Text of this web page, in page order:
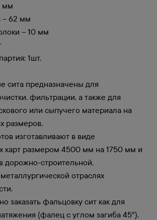
мм
– 62 мм
– 10 мм
1шт.
сита предназначены для
фильтрации, а также для
или сыпучего материала на
размеров.
изготавливают в виде
карт размером 4500 мм на 1750 мм и
дорожно-строительной,
отраслях
заказать фальцовку сит как для
(фалец с углом загиба 45°),